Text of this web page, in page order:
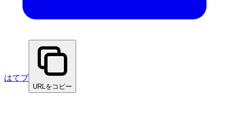
はてブ
URLをコピー